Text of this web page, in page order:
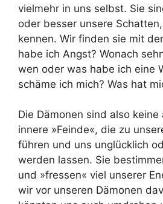
vielmehr in uns selbst. Sie
oder besser unsere
kennen. Wir finden sie mit
habe ich Angst? Wonach
wen oder was habe ich eine
schäme ich mich? Was hat
Die Dämonen sind also
innere »Feinde«, die zu
führen und uns unglücklich
werden lassen. Sie
und »fressen« viel unserer
wir vor unseren Dämonen